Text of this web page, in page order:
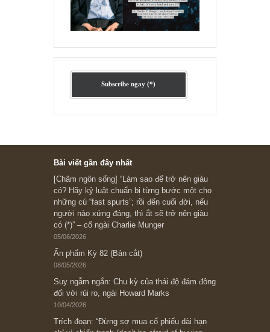
đông đối với rủi ro, Ngài Howard
Marks
“Đừng sợ mua cổ phiếu dài hạn
chỉ vì chiến tranh”, ngài Philip
Fisher